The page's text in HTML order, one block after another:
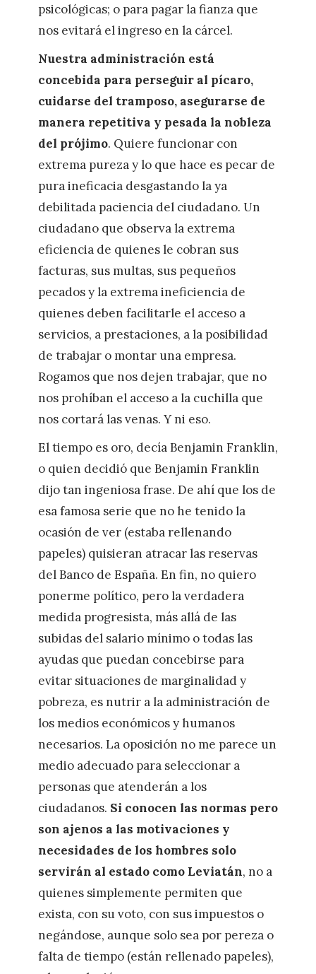
psicológicas; o para pagar la fianza que
nos evitará el ingreso en la cárcel.
Nuestra administración está
concebida para perseguir al pícaro,
cuidarse del tramposo, asegurarse de
manera repetitiva y pesada la nobleza
del prójimo. Quiere funcionar con
extrema pureza y lo que hace es pecar de
pura ineficacia desgastando la ya
debilitada paciencia del ciudadano. Un
ciudadano que observa la extrema
eficiencia de quienes le cobran sus
facturas, sus multas, sus pequeños
pecados y la extrema ineficiencia de
quienes deben facilitarle el acceso a
servicios, a prestaciones, a la posibilidad
de trabajar o montar una empresa.
Rogamos que nos dejen trabajar, que no
nos prohíban el acceso a la cuchilla que
nos cortará las venas. Y ni eso.
El tiempo es oro, decía Benjamin Franklin,
o quien decidió que Benjamin Franklin
dijo tan ingeniosa frase. De ahí que los de
esa famosa serie que no he tenido la
ocasión de ver (estaba rellenando
papeles) quisieran atracar las reservas
del Banco de España. En fin, no quiero
ponerme político, pero la verdadera
medida progresista, más allá de las
subidas del salario mínimo o todas las
ayudas que puedan concebirse para
evitar situaciones de marginalidad y
pobreza, es nutrir a la administración de
los medios económicos y humanos
necesarios. La oposición no me parece un
medio adecuado para seleccionar a
personas que atenderán a los
ciudadanos. Si conocen las normas pero
son ajenos a las motivaciones y
necesidades de los hombres solo
servirán al estado como Leviatán, no a
quienes simplemente permiten que
exista, con su voto, con sus impuestos o
negándose, aunque solo sea por pereza o
falta de tiempo (están rellenado papeles),